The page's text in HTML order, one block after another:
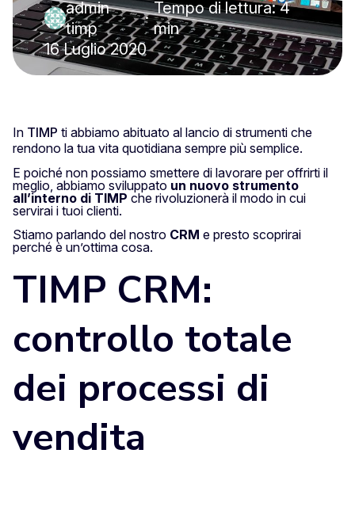
admin
timp
·
Tempo di lettura: 4
min
16 Luglio 2020
In TIMP ti abbiamo abituato al lancio di strumenti che
rendono la tua vita quotidiana sempre più semplice.
E poiché non possiamo smettere di lavorare per offrirti il
meglio, abbiamo sviluppato un nuovo strumento
all’interno di TIMP che rivoluzionerà il modo in cui
servirai i tuoi clienti.
Stiamo parlando del nostro CRM e presto scoprirai
perché è un’ottima cosa.
TIMP CRM:
controllo totale
dei processi di
vendita